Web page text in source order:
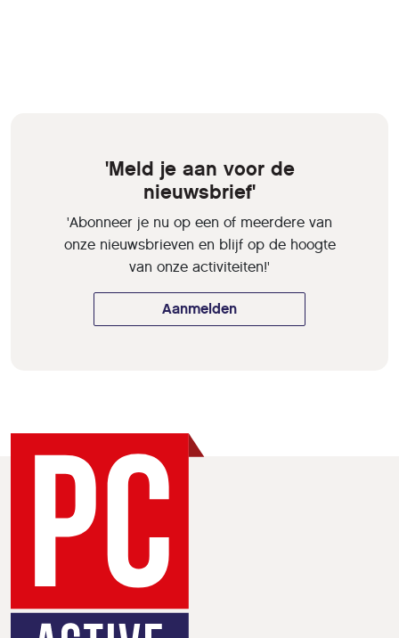
'Meld je aan voor de
nieuwsbrief'
'Abonneer je nu op een of meerdere van
onze nieuwsbrieven en blijf op de hoogte
van onze activiteiten!'
Aanmelden